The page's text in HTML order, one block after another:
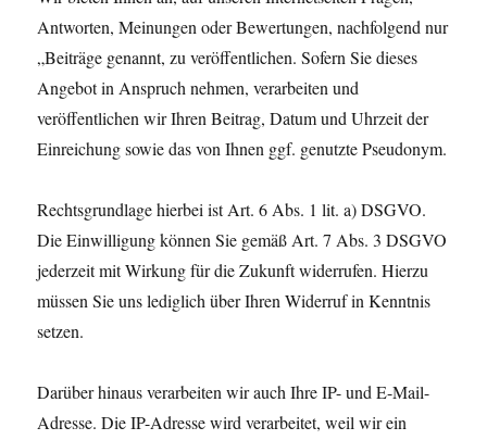
Antworten, Meinungen oder Bewertungen, nachfolgend nur
„Beiträge genannt, zu veröffentlichen. Sofern Sie dieses
Angebot in Anspruch nehmen, verarbeiten und
veröffentlichen wir Ihren Beitrag, Datum und Uhrzeit der
Einreichung sowie das von Ihnen ggf. genutzte Pseudonym.
Rechtsgrundlage hierbei ist Art. 6 Abs. 1 lit. a) DSGVO.
Die Einwilligung können Sie gemäß Art. 7 Abs. 3 DSGVO
jederzeit mit Wirkung für die Zukunft widerrufen. Hierzu
müssen Sie uns lediglich über Ihren Widerruf in Kenntnis
setzen.
Darüber hinaus verarbeiten wir auch Ihre IP- und E-Mail-
Adresse. Die IP-Adresse wird verarbeitet, weil wir ein